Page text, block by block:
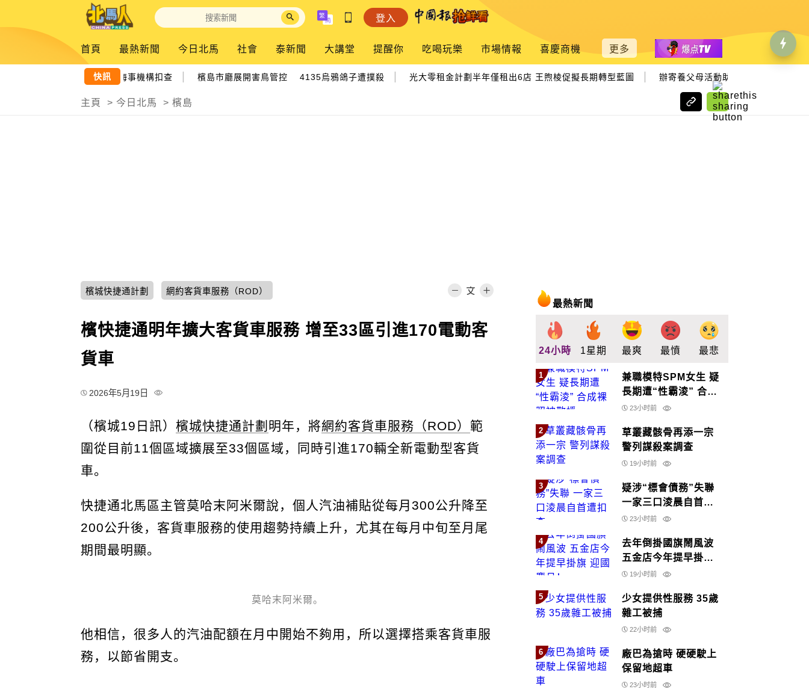
登入
首頁 最熱新聞 今日北馬 社會 泰新聞 大講堂 提醒你 吃喝玩樂 市場情報 喜慶商機 更多
快訊
漁民 越界捕魚 2漁船遭檳海事機構扣查 | 檳島市廳展開害鳥管控 4135烏鴉鴿子遭撲殺 | 光大零租金計劃半年僅租出6店 王煦棱促擬長期轉型藍圖 | 辦寄養父母活動助殘友 檳濟世之家冀籌
主頁 >今日北馬 >檳島
檳城快捷通計劃 網約客貨車服務（ROD）
檳快捷通明年擴大客貨車服務 增至33區引進170電動客
貨車
2026年5月19日
（檳城19日訊）檳城快捷通計劃 明年，將網約客貨車服務（ROD） 範
圍從目前11個區域擴展至33個區域，同時引進170輛全新電動型客貨
車。
快捷通北馬區主管莫哈末阿米爾說，個人汽油補貼從每月300公升降至
200公升後，客貨車服務的使用趨勢持續上升，尤其在每月中旬至月尾
期間最明顯。
莫哈末阿米爾。
他相信，很多人的汽油配額在月中開始不夠用，所以選擇搭乘客貨車服
務，以節省開支。
最熱新聞
24小時 1星期 最爽 最憤 最悲
1
兼職模特SPM女生 疑
長期遭“性霸淩” 合成
裸照被散播
23小时前
2
草叢藏骸骨再添一宗
警列謀殺案調查
19小时前
3
疑涉“標會債務”失聯
一家三口淩晨自首遭
扣查
23小时前
4
去年倒掛國旗鬧風波
五金店今年提早掛旗
迎國慶月！
19小时前
5
少女提供性服務 35歲
雜工被捕
22小时前
6
廠巴為搶時 硬硬駛上
保留地超車
23小时前